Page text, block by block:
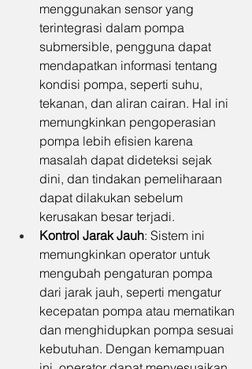
menggunakan sensor yang
terintegrasi dalam pompa
submersible, pengguna dapat
mendapatkan informasi tentang
kondisi pompa, seperti suhu,
tekanan, dan aliran cairan. Hal ini
memungkinkan pengoperasian
pompa lebih efisien karena
masalah dapat dideteksi sejak
dini, dan tindakan pemeliharaan
dapat dilakukan sebelum
kerusakan besar terjadi.
Kontrol Jarak Jauh: Sistem ini
memungkinkan operator untuk
mengubah pengaturan pompa
dari jarak jauh, seperti mengatur
kecepatan pompa atau mematikan
dan menghidupkan pompa sesuai
kebutuhan. Dengan kemampuan